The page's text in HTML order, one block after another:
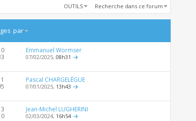
OUTILS Recherche dans ce forum
par
Emmanuel Wormser
07/02/2025,08h31
Pascal CHARGELÈGUE
07/01/2025, 13h43
Jean-Michel LUGHERINI
02/03/2024, 16h54